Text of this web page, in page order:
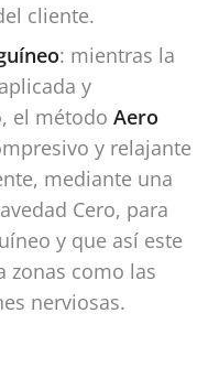
cliente.
: mientras la
y
el método Aero
y relajante
mediante una
Cero, para
y que así este
zonas como las
nerviosas.